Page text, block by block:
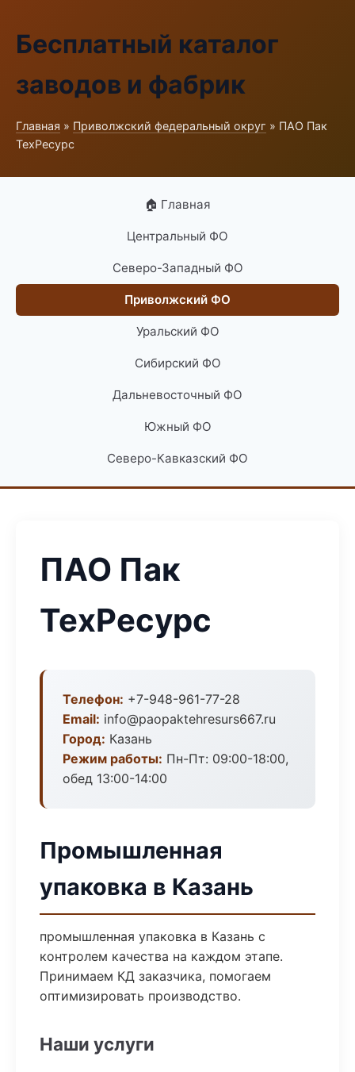
Бесплатный каталог
заводов и фабрик
Главная » Приволжский федеральный округ » ПАО Пак
ТехРесурс
🏠 Главная
Центральный ФО
Северо-Западный ФО
Приволжский ФО
Уральский ФО
Сибирский ФО
Дальневосточный ФО
Южный ФО
Северо-Кавказский ФО
ПАО Пак
ТехРесурс
Телефон: +7-948-961-77-28
Email: info@paopaktehresurs667.ru
Город: Казань
Режим работы: Пн-Пт: 09:00-18:00,
обед 13:00-14:00
Промышленная
упаковка в Казань
промышленная упаковка в Казань с
контролем качества на каждом этапе.
Принимаем КД заказчика, помогаем
оптимизировать производство.
Наши услуги